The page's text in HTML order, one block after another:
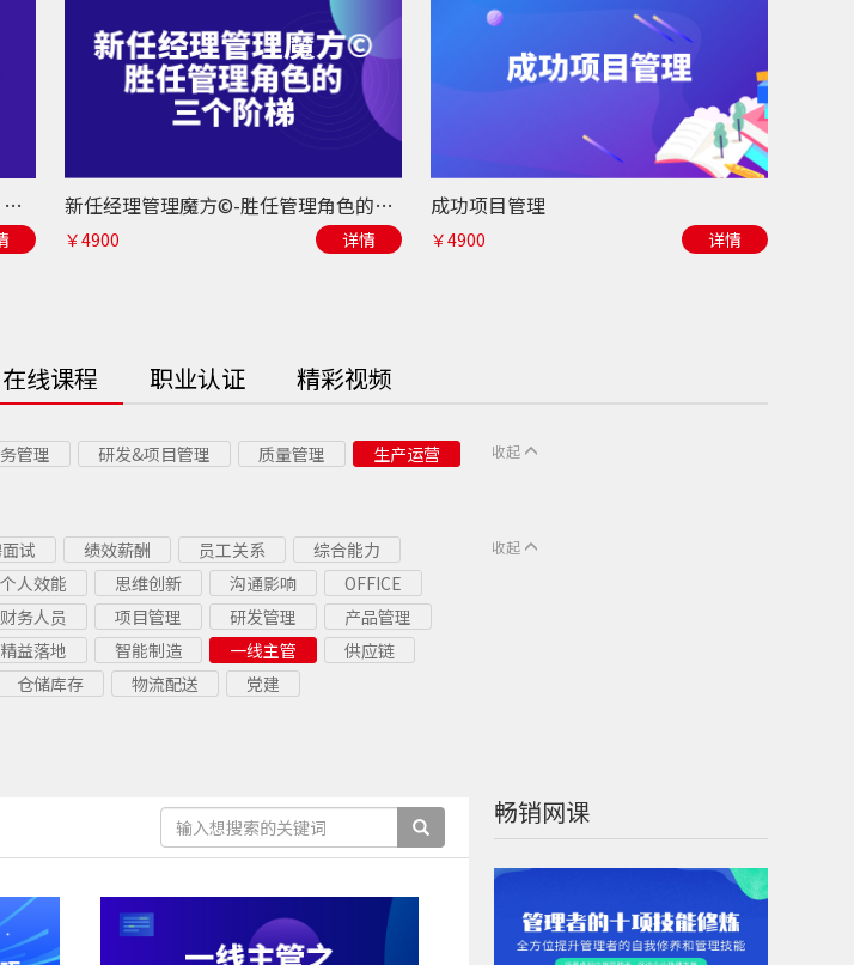
结构思考力®-思考清晰、表达有力、工作高效 新任经理管理魔方©-胜任管理角色的三个阶梯
￥4900 详情
成功项目管理
￥4900 详情
在线课程 职业认证 精彩视频
管理 研发&项目管理 质量管理
生产运营
收起
试 绩效薪酬 员工关系
综合能力
个人效能 思维创新 沟通影响
OFFICE
财务人员 项目管理 研发管理
产品管理
精益落地 智能制造 一线主管
供应链
仓储库存 物流配送 党建
收起
畅销网课